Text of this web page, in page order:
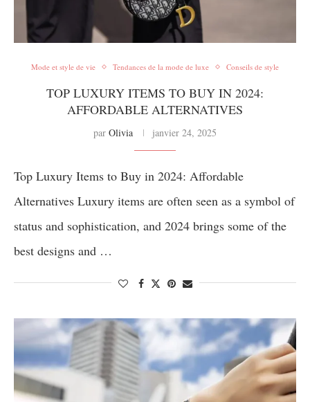
Mode et style de vie Tendances de la mode de luxe Conseils de style
TOP LUXURY ITEMS TO BUY IN 2024:
AFFORDABLE ALTERNATIVES
par Olivia janvier 24, 2025
Top Luxury Items to Buy in 2024: Affordable
Alternatives Luxury items are often seen as a symbol of
status and sophistication, and 2024 brings some of the
best designs and …